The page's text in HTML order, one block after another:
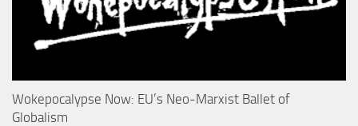
Wokepocalypse Now: EU’s Neo-Marxist Ballet of
Globalism